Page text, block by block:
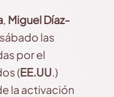
, Miguel Díaz-
las
por el
(EE.UU.)
la activación